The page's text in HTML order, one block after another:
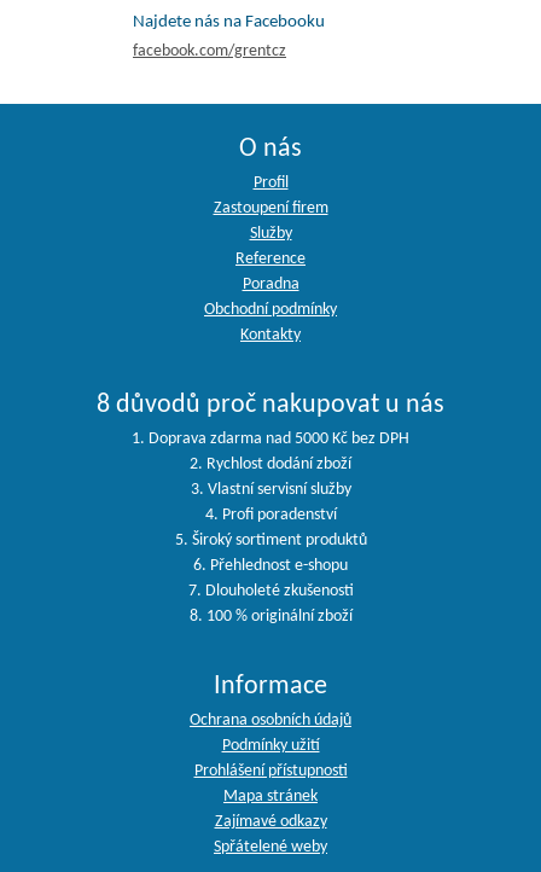
Najdete nás na Facebooku
facebook.com/grentcz
O nás
Profil
Zastoupení firem
Služby
Reference
Poradna
Obchodní podmínky
Kontakty
8 důvodů proč nakupovat u nás
1. Doprava zdarma nad 5000 Kč bez DPH
2. Rychlost dodání zboží
3. Vlastní servisní služby
4. Profi poradenství
5. Široký sortiment produktů
6. Přehlednost e-shopu
7. Dlouholeté zkušenosti
8. 100 % originální zboží
Informace
Ochrana osobních údajů
Podmínky užití
Prohlášení přístupnosti
Mapa stránek
Zajímavé odkazy
Spřátelené weby